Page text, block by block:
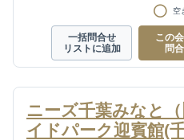
空
一括問合せ
リストに追加
この
問
ニーズ千葉みなと
イドパーク迎賓館(